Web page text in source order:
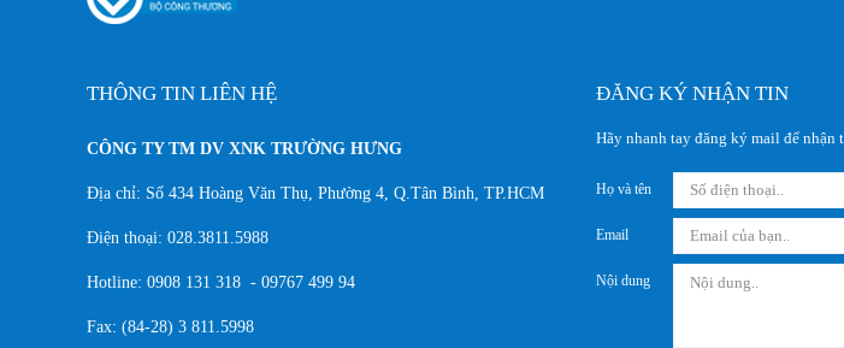
THÔNG TIN LIÊN HỆ
CÔNG TY TM DV XNK TRƯỜNG HƯNG
Địa chỉ: Số 434 Hoàng Văn Thụ, Phường 4, Q.Tân Bình, TP.HCM
Điện thoại: 028.3811.5988
Hotline: 0908 131 318 - 09767 499 94
Fax: (84-28) 3 811.5998
ĐĂNG KÝ NHẬN TIN
Hãy nhanh tay đăng ký mail để nhận
Họ và tên
Email
Nội dung